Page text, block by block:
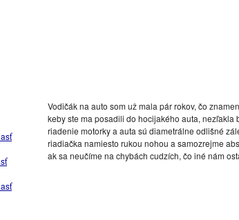
Vodičák na auto som už mala pár rokov, čo
keby ste ma posadili do hocijakého auta, nezľakla
riadenie motorky a auta sú diametrálne odlišné
riadiačka namiesto rukou nohou a samozrejme
ak sa neučíme na chybách cudzích, čo iné nám